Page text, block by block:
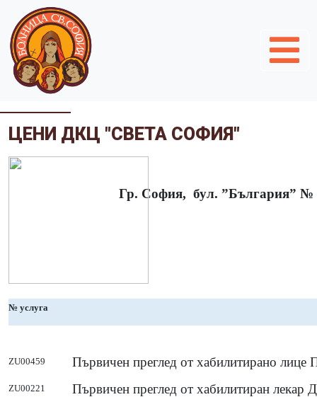
ЦЕНИ ДКЦ "СВЕТА СОФИЯ"
Гр. София,
№ услуга
ZU00459 Първичен преглед от хабилитирано лице
ZU00221 Първичен преглед от хабилитиран лекар